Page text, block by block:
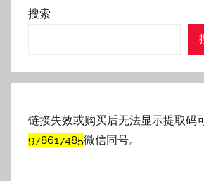
搜索
链接失效或购买后无法显示提取码
978617485微信同号。